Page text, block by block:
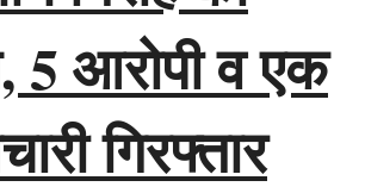
5 आरोपी व एक
गिरफ्तार